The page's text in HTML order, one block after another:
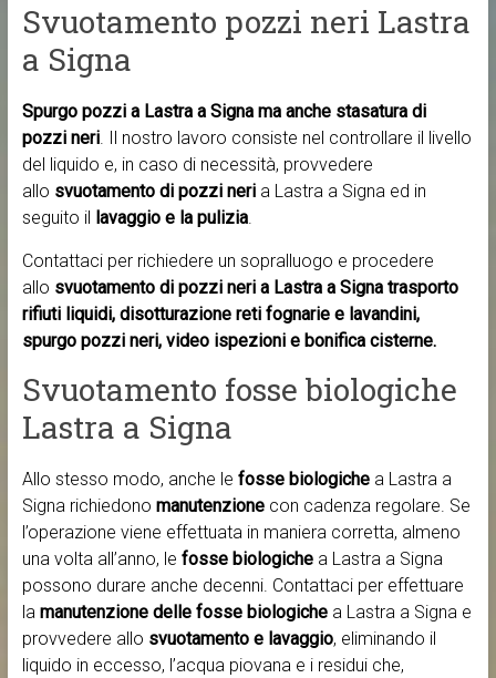
Svuotamento pozzi neri Lastra
a Signa
Spurgo pozzi a Lastra a Signa ma anche stasatura di
pozzi neri. Il nostro lavoro consiste nel controllare il livello
del liquido e, in caso di necessità, provvedere
allo svuotamento di pozzi neria Lastra a Signa ed in
seguito il lavaggio e la pulizia.
Contattaci per richiedere un sopralluogo e procedere
allo svuotamento di pozzi neri a Lastra a Signa trasporto
rifiuti liquidi, disotturazione reti fognarie e lavandini,
spurgo pozzi neri, video ispezioni e bonifica cisterne.
Svuotamento fosse biologiche
Lastra a Signa
Allo stesso modo, anche le fosse biologichea Lastra a
Signa richiedono manutenzionecon cadenza regolare. Se
l’operazione viene effettuata in maniera corretta, almeno
una volta all’anno, le fosse biologichea Lastra a Signa
possono durare anche decenni. Contattaci per effettuare
la manutenzione delle fosse biologichea Lastra a Signa e
provvedere allo svuotamento e lavaggio, eliminando il
liquido in eccesso, l’acqua piovana e i residui che,